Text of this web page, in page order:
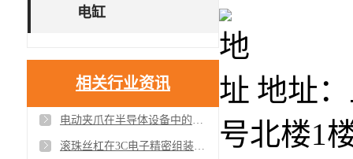
电缸
相关行业资讯
电动夹爪在半导体设备中的应用案例与精度验证
滚珠丝杠在3C电子精密组装中的应用案例与效果
地址
号北楼1